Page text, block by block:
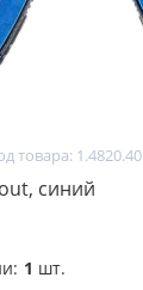
товара: 1.4820.40
синий
1 шт.